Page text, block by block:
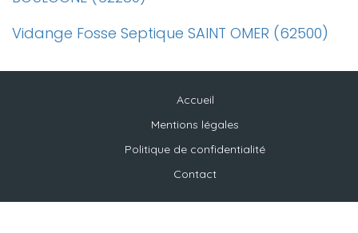
Vidange Fosse Septique SAINT OMER (62500)
Accueil
Mentions légales
Politique de confidentialité
Contact